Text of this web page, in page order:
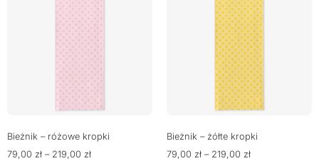
Bieżnik – różowe kropki
79,00 zł – 219,00 zł
Bieżnik – żółte kropki
79,00 zł – 219,00 zł